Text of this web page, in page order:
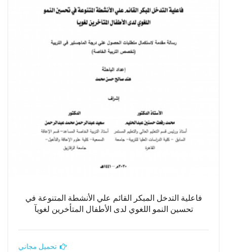
فاعلية التدخل المبكر القائم علي الأنشطة المتنوعة في
تحسين النمو اللغوي لدى الأطفال المتأخرين لغويآ
تحميل مجاني